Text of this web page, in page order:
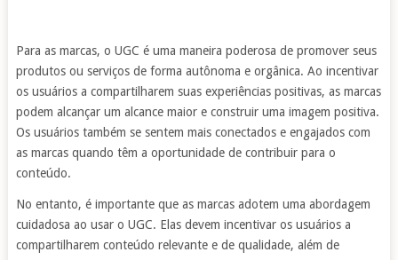
Para as marcas, o UGC é uma maneira poderosa de promover seus
produtos ou serviços de forma autônoma e orgânica. Ao incentivar
os usuários a compartilharem suas experiências positivas, as marcas
podem alcançar um alcance maior e construir uma imagem positiva.
Os usuários também se sentem mais conectados e engajados com
as marcas quando têm a oportunidade de contribuir para o
conteúdo.
No entanto, é importante que as marcas adotem uma abordagem
cuidadosa ao usar o UGC. Elas devem incentivar os usuários a
compartilharem conteúdo relevante e de qualidade, além de